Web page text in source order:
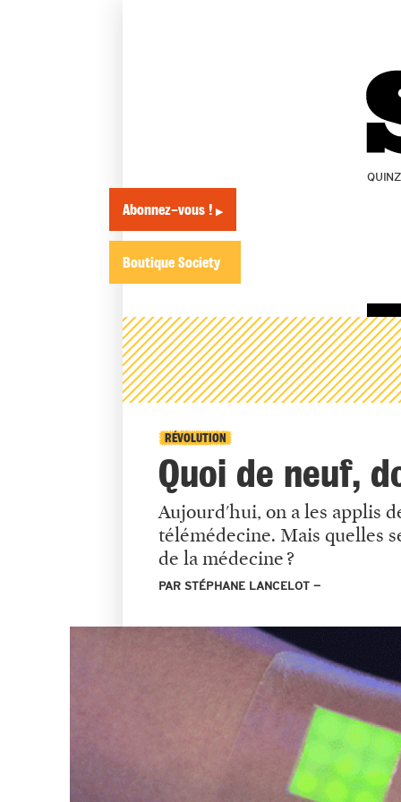
Abonnez-vous ! ▶
Boutique Society
RÉVOLUTION
Quoi de neuf,
Aujourd'hui, on a les applis
télémédecine. Mais quelles
de la médecine ?
PAR STÉPHANE LANCELOT